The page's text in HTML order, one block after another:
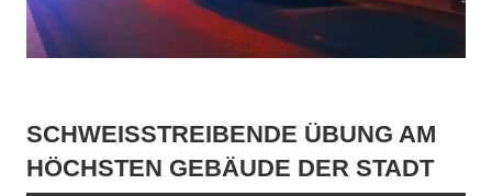
SCHWEISSTREIBENDE ÜBUNG AM H
ÖCHSTEN GEBÄUDE DER STADT